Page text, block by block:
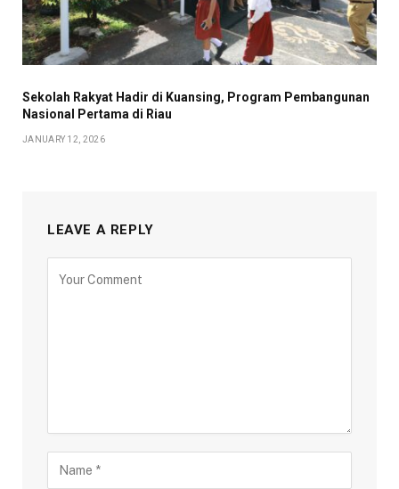
Sekolah Rakyat Hadir di Kuansing, Program Pembangunan
Nasional Pertama di Riau
JANUARY 12, 2026
LEAVE A REPLY